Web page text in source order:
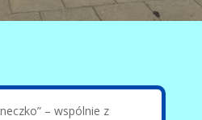
– wspólnie z